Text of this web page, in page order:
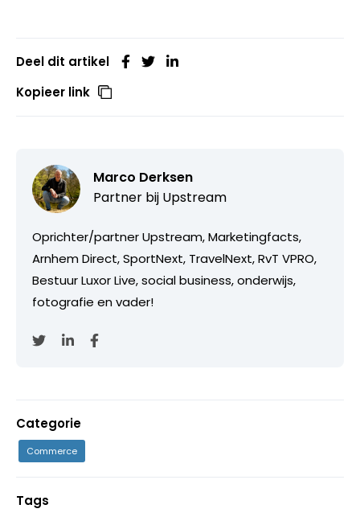
Deel dit artikel
Kopieer link
Marco Derksen
Partner bij Upstream
Oprichter/partner Upstream, Marketingfacts,
Arnhem Direct, SportNext, TravelNext, RvT VPRO,
Bestuur Luxor Live, social business, onderwijs,
fotografie en vader!
Categorie
Commerce
Tags